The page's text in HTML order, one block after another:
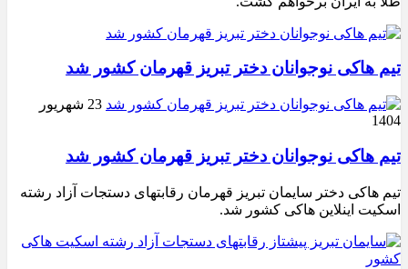
تیم هاکی نوجوانان دختر تبریز قهرمان کشور شد
23 شهریور
1404
تیم هاکی نوجوانان دختر تبریز قهرمان کشور شد
تیم هاکی دختر سایمان تبریز قهرمان رقابتهای دستجات آزاد رشته
اسکیت اینلاین هاکی کشور شد.